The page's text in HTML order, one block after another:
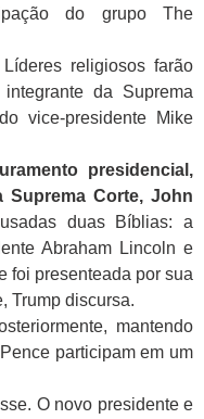
do grupo The
religiosos farão
da Suprema
vice-presidente Mike
presidencial,
Suprema Corte, John
duas Bíblias: a
Abraham Lincoln e
foi presenteada por sua
Trump discursa.
mantendo
participam em um
O novo presidente e